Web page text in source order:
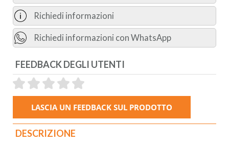
Richiedi informazioni
Richiedi informazioni con WhatsApp
FEEDBACK DEGLI UTENTI
DESCRIZIONE